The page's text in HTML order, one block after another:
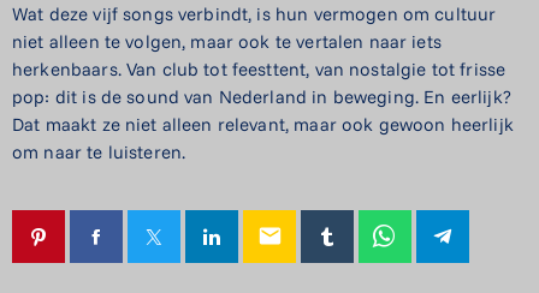
Wat deze vijf songs verbindt, is hun vermogen om cultuur
niet alleen te volgen, maar ook te vertalen naar iets
herkenbaars. Van club tot feesttent, van nostalgie tot frisse
pop: dit is de sound van Nederland in beweging. En eerlijk?
Dat maakt ze niet alleen relevant, maar ook gewoon heerlijk
om naar te luisteren.
email